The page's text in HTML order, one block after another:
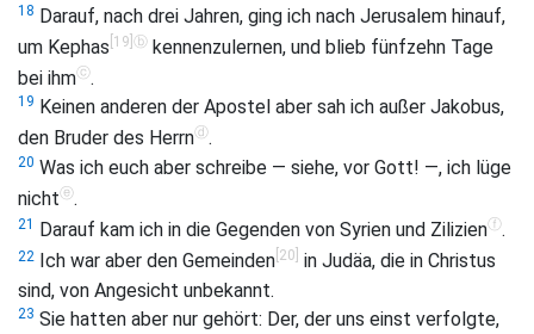
18 Darauf, nach drei Jahren, ging ich nach Jerusalem hinauf,
um Kephas [19] ⓑ kennenzulernen, und blieb fünfzehn Tage
bei ihmⓒ.
19 Keinen anderen der Apostel aber sah ich außer Jakobus,
den Bruder des Herrnⓓ.
20 Was ich euch aber schreibe — siehe, vor Gott! —, ich lüge
nichtⓔ.
21 Darauf kam ich in die Gegenden von Syrien und Zilizienⓕ.
22 Ich war aber den Gemeinden [20] in Judäa, die in Christus
sind, von Angesicht unbekannt.
23 Sie hatten aber nur gehört: Der, der uns einst verfolgte,